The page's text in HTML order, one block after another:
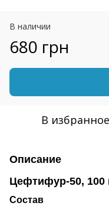
В наличии
680 грн
В избранное
Описание
Цефтифур-50, 100
Состав